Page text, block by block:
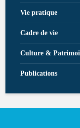
Vie pratique
Cadre de vie
Culture &
Publications